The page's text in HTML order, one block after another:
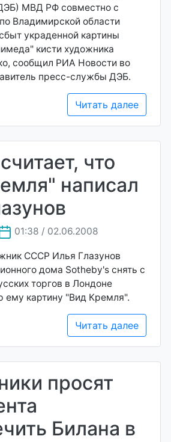
МВД РФ совместно с
Владимирской области
украденной картины
кисти художника
сообщил РИА Новости во
пресс-службы ДЭБ.
Читать далее
что
написал
01:38 / 02.06.2008
СССР Илья Глазунов
дома Sotheby's снять с
торгов в Лондоне
картину "Вид Кремля".
Читать далее
просят
Билана в